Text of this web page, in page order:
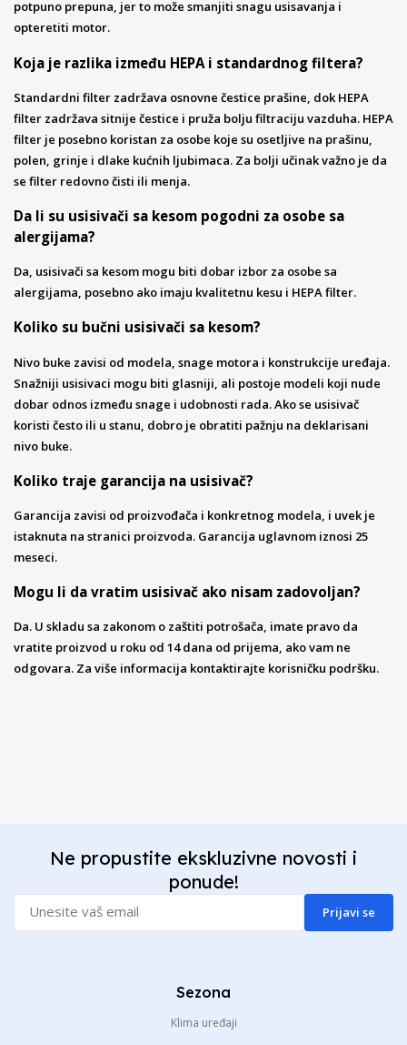
potpuno prepuna, jer to može smanjiti snagu usisavanja i
opteretiti motor.
Koja je razlika između HEPA i standardnog filtera?
Standardni filter zadržava osnovne čestice prašine, dok HEPA
filter zadržava sitnije čestice i pruža bolju filtraciju vazduha. HEPA
filter je posebno koristan za osobe koje su osetljive na prašinu,
polen, grinje i dlake kućnih ljubimaca. Za bolji učinak važno je da
se filter redovno čisti ili menja.
Da li su usisivači sa kesom pogodni za osobe sa
alergijama?
Da, usisivači sa kesom mogu biti dobar izbor za osobe sa
alergijama, posebno ako imaju kvalitetnu kesu i HEPA filter.
Koliko su bučni usisivači sa kesom?
Nivo buke zavisi od modela, snage motora i konstrukcije uređaja.
Snažniji usisivaci mogu biti glasniji, ali postoje modeli koji nude
dobar odnos između snage i udobnosti rada. Ako se usisivač
koristi često ili u stanu, dobro je obratiti pažnju na deklarisani
nivo buke.
Koliko traje garancija na usisivač?
Garancija zavisi od proizvođača i konkretnog modela, i uvek je
istaknuta na stranici proizvoda. Garancija uglavnom iznosi 25
meseci.
Mogu li da vratim usisivač ako nisam zadovoljan?
Da. U skladu sa zakonom o zaštiti potrošača, imate pravo da
vratite proizvod u roku od 14 dana od prijema, ako vam ne
odgovara. Za više informacija kontaktirajte korisničku podršku.
Ne propustite ekskluzivne novosti i
ponude!
Prijavi se
Sezona
Klima uređaji